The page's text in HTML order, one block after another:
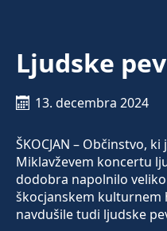
Ljudske
13. decembra 2024
ŠKOCJAN – Občinstvo,
Miklavževem koncertu
dodobra napolnilo
škocjanskem kulturnem
navdušile tudi ljudske